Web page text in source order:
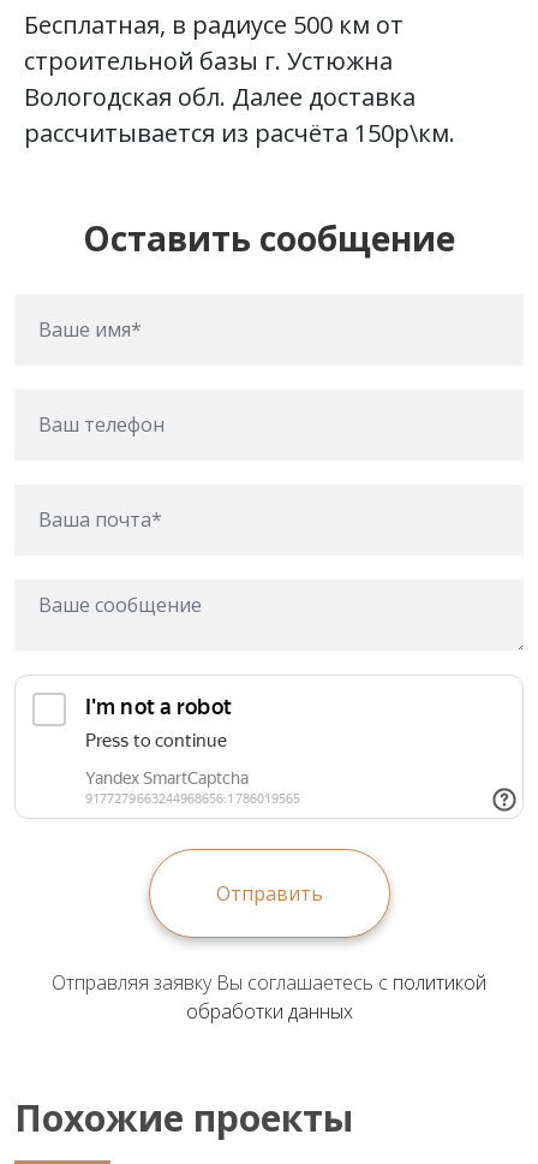
Бесплатная, в радиусе 500 км от
строительной базы г. Устюжна
Вологодская обл. Далее доставка
рассчитывается из расчёта 150р\км.
Оставить сообщение
Отправить
Отправляя заявку Вы соглашаетесь с политикой
обработки данных
Похожие проекты